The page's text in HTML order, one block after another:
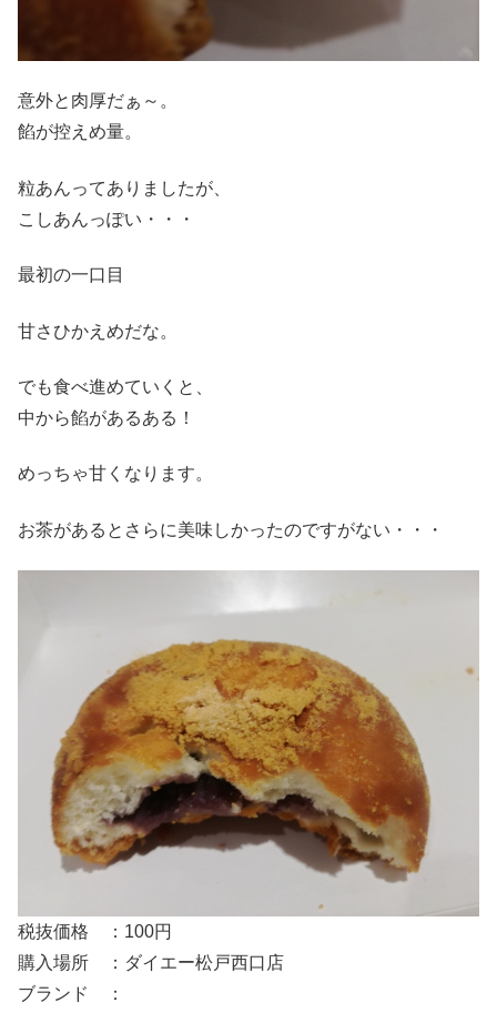
意外と肉厚だぁ～。
餡が控えめ量。
粒あんってありましたが、
こしあんっぽい・・・
最初の一口目
甘さひかえめだな。
でも食べ進めていくと、
中から餡があるある！
めっちゃ甘くなります。
お茶があるとさらに美味しかったのですがない・・・
税抜価格 ：100円
購入場所 ：ダイエー松戸西口店
ブランド ：